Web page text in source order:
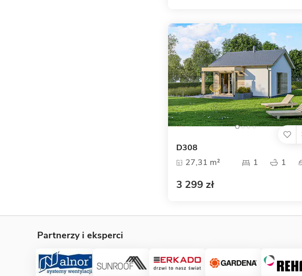
D308
27,31 m²
1 1
3 299 zł
Partnerzy i eksperci